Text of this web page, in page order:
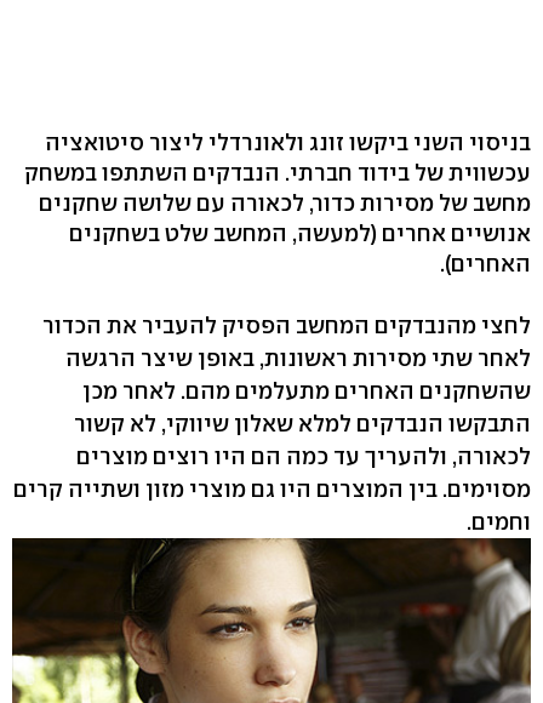
בניסוי השני ביקשו זונג ולאונרדלי ליצור סיטואציה
עכשווית של בידוד חברתי. הנבדקים השתתפו במשחק
מחשב של מסירות כדור, לכאורה עם שלושה שחקנים
אנושיים אחרים (למעשה, המחשב שלט בשחקנים
האחרים).
לחצי מהנבדקים המחשב הפסיק להעביר את הכדור
לאחר שתי מסירות ראשונות, באופן שיצר הרגשה
שהשחקנים האחרים מתעלמים מהם. לאחר מכן
התבקשו הנבדקים למלא שאלון שיווקי, לא קשור
לכאורה, ולהעריך עד כמה הם היו רוצים מוצרים
מסוימים. בין המוצרים היו גם מוצרי מזון ושתייה קרים
וחמים.